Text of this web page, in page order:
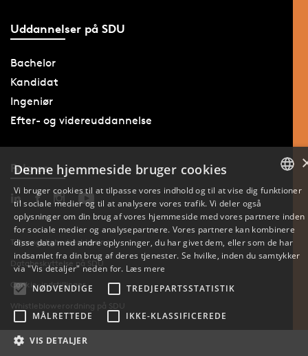
Uddannelser på SDU
Bachelor
Kandidat
Ingeniør
Efter- og videreuddannelse
Følg os
Tilgængelighedserklæring
Databeskyttelse på SDU
Cookie-indstillinger
Whistleblowerordning på SDU
ENGLISH
Denne hjemmeside bruger cookies
Vi bruger cookies til at tilpasse vores indhold og til at vise dig funktioner
til sociale medier og til at analysere vores trafik. Vi deler også
oplysninger om din brug af vores hjemmeside med vores partnere inden
for sociale medier og analysepartnere. Vores partnere kan kombinere
disse data med andre oplysninger, du har givet dem, eller som de har
indsamlet fra din brug af deres tjenester. Se hvilke, inden du samtykker
via "Vis detaljer" neden for. Læs mere
NØDVENDIGE
TREDJEPARTSSTATISTIK
MÅLRETTEDE IKKE-KLASSIFICEREDE
VIS DETALJER